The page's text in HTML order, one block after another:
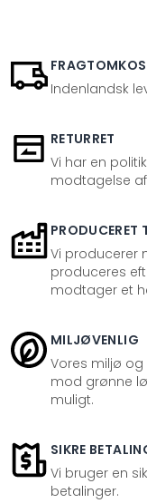
Indenlandsk
RETURRET
Vi har en
modtagelse
PRODUCERET
Vi producerer
produceres
modtager et
MILJØVENLIG
Vores miljø
mod grønne
muligt.
SIKRE
Vi bruger en
betalinger.